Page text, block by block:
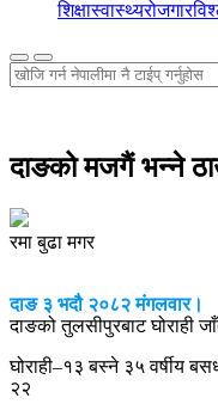
शिक्षास्वास्थ्यरोजगार
दाङको मजगैं भन्ने
रमा बुढा मगर
दाङ ३ भदौ २०८२ मंगलवार।
दाङको तुलसीपुरबाट घोराही
घोराही–१३ बस्ने ३५ वर्षीय
२२